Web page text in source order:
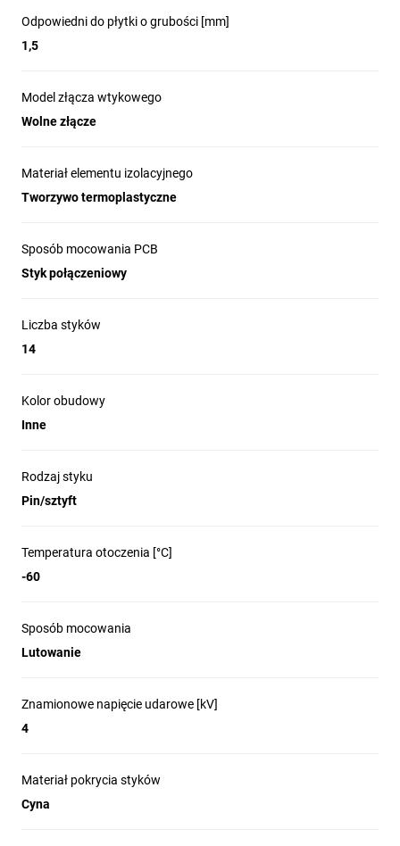
Odpowiedni do płytki o grubości [mm]
1,5
Model złącza wtykowego
Wolne złącze
Materiał elementu izolacyjnego
Tworzywo termoplastyczne
Sposób mocowania PCB
Styk połączeniowy
Liczba styków
14
Kolor obudowy
Inne
Rodzaj styku
Pin/sztyft
Temperatura otoczenia [°C]
-60
Sposób mocowania
Lutowanie
Znamionowe napięcie udarowe [kV]
4
Materiał pokrycia styków
Cyna